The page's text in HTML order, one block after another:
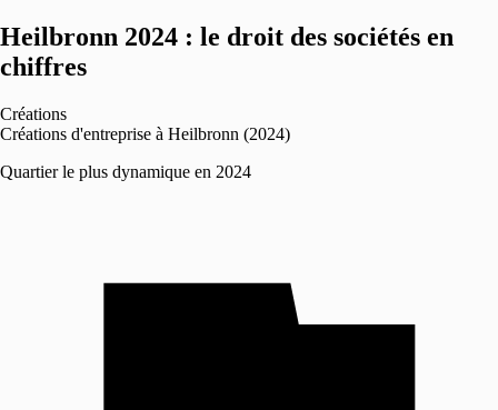
Heilbronn 2024 : le droit des sociétés en
chiffres
Créations
Créations d'entreprise à Heilbronn (2024)
Quartier le plus dynamique en 2024